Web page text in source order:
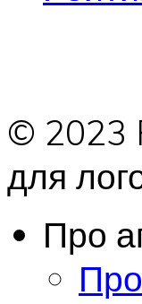
© 2023
для
Про